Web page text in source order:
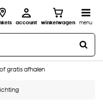
account winkelwagen menu
gratis afhalen
opmeten aan huis